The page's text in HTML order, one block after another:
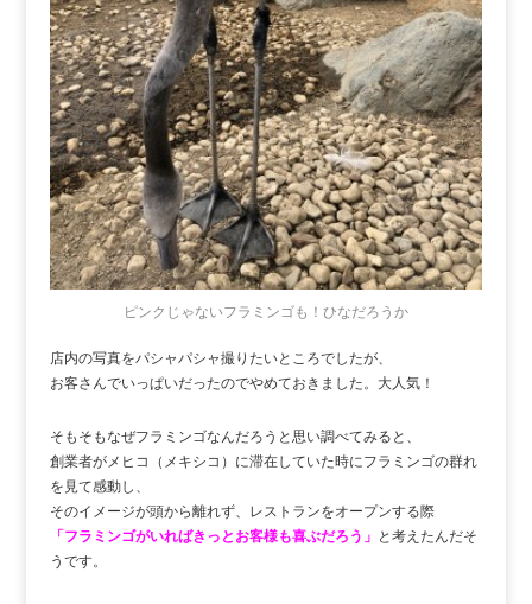
ピンクじゃないフラミンゴも！ひなだろうか
店内の写真をパシャパシャ撮りたいところでしたが、
お客さんでいっぱいだったのでやめておきました。大人気！
そもそもなぜフラミンゴなんだろうと思い調べてみると、
創業者がメヒコ（メキシコ）に滞在していた時にフラミンゴの群れ
を見て感動し、
そのイメージが頭から離れず、レストランをオープンする際
「フラミンゴがいればきっとお客様も喜ぶだろう」 と考えたんだそ
うです。